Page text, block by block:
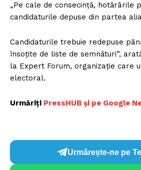
„Pe cale de consecință, hotărârile
candidaturile depuse din partea
Candidaturile trebuie redepuse
însoțite de liste de semnături”,
la Expert Forum, organizație care
electoral.
Urmăriți PressHUB și pe Google
Urmărește-ne pe